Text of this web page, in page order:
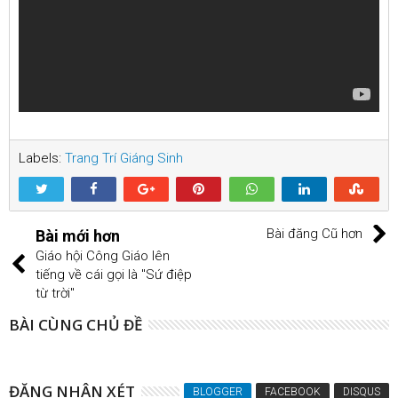
Labels: Trang Trí Giáng Sinh
Bài mới hơn
Giáo hội Công Giáo lên
tiếng về cái gọi là "Sứ điệp
từ trời"
Bài đăng Cũ hơn
BÀI CÙNG CHỦ ĐỀ
ĐĂNG NHẬN XÉT BLOGGER FACEBOOK DISQUS